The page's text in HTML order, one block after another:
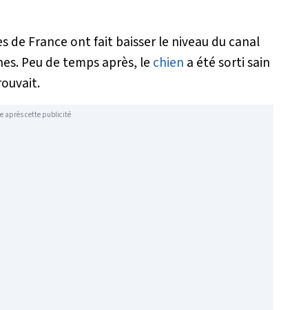
de France ont fait baisser le niveau du canal
Peu de temps après, le chien a été sorti sain
après cette publicité